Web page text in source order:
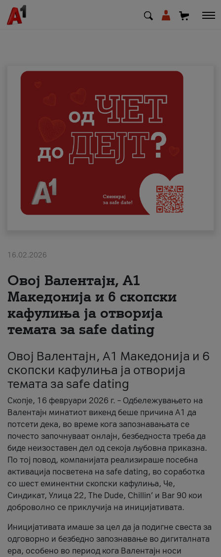
Деловни
Поддршка
Надополни кредит
Плати сметка
#ПодобарОнлајн
16.02.2026
Овој Валентајн, A1
Македонија и 6 скопски
кафулиња ја отворија
темата за safe dating
Овој Валентајн, A1 Македонија и 6
скопски кафулиња ја отворија
темата за safe dating
Скопје, 16 февруари 2026 г. – Одбележувањето на
Валентајн минатиот викенд беше причина А1 да
потсети дека, во време кога запознавањата се
почесто започнуваат онлајн, безбедноста треба да
биде неизоставен дел од секоја љубовна приказна.
По тој повод, компанијата реализираше посебна
активација посветена на safe dating, во соработка
со шест еминентни скопски кафулиња, Че,
Синдикат, Улица 22, The Dude, Chillin’ и Bar 90 кои
доброволно се приклучија на иницијативата.
Иницијативата имаше за цел да ја подигне свеста за
одговорно и безбедно запознавање во дигиталната
ера, особено во период кога Валентајн носи